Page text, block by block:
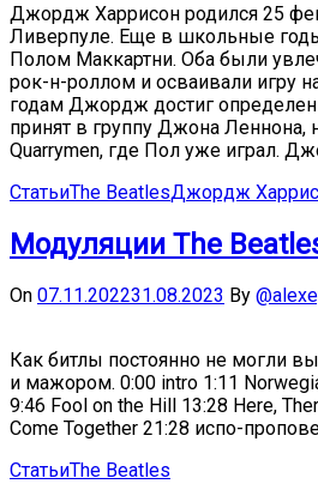
Джордж Харрисон родился 25
Ливерпуле. Еще в школьные
Полом Маккартни. Оба были
рок-н-роллом и осваивали игру
годам Джордж достиг
принят в группу Джона
Quarrymen, где Пол уже играл.
СтатьиThe BeatlesДжордж
Модуляции The
On 07.11.202231.08.2023 By
Как битлы постоянно не могли
и мажором. 0:00 intro 1:11
9:46 Fool on the Hill 13:28 Here,
Come Together 21:28 испо-
СтатьиThe Beatles